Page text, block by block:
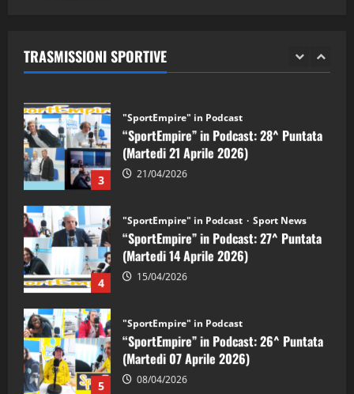
TRASMISSIONI SPORTIVE
2 28/04/2026
3
“SportEmpire” in Podcast: 28^ Puntata
(Martedi 21 Aprile 2026)
21/04/2026
4
“SportEmpire” in Podcast: 27^ Puntata
(Martedi 14 Aprile 2026)
15/04/2026
5
“SportEmpire” in Podcast: 26^ Puntata
(Martedi 07 Aprile 2026)
08/04/2026